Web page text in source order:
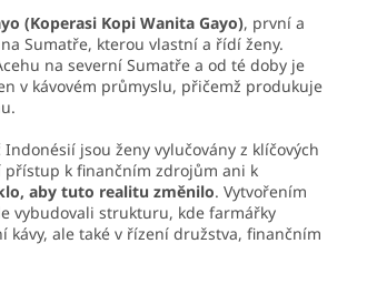
(Koperasi Kopi Wanita Gayo), první a
Sumatře, kterou vlastní a řídí ženy.
na severní Sumatře a od té doby je
v kávovém průmyslu, přičemž produkuje
jsou ženy vylučovány z klíčových
přístup k finančním zdrojům ani k
aby tuto realitu změnilo. Vytvořením
vybudovali strukturu, kde farmářky
ale také v řízení družstva, finančním